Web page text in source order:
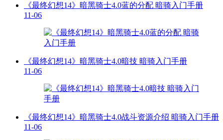
《最终幻想14》暗黑骑士4.0蓝的分配 暗骑入门手册
11-06
《最终幻想14》暗黑骑士4.0暗技 暗骑入门手册
11-06
《最终幻想14》暗黑骑士4.0战斗资源介绍 暗骑入门手册
11-06